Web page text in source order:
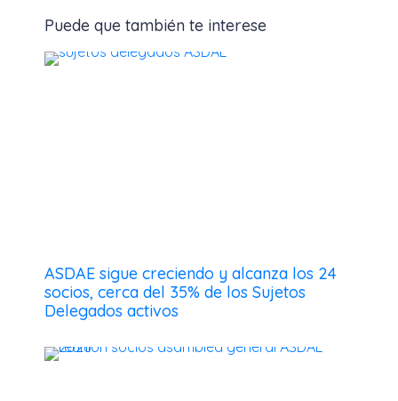
Puede que también te interese
ASDAE sigue creciendo y alcanza los 24
socios, cerca del 35% de los Sujetos
Delegados activos